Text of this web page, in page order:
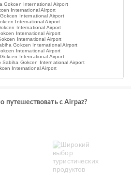
Gokcen International Airport
International Airport
International Airport
International Airport
International Airport
International Airport
International Airport
Gokcen International Airport
International Airport
International Airport
Gokcen International Airport
International Airport
путешествовать с Airpaz?